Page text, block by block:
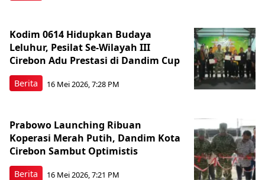
Berita
Kodim 0614 Hidupkan Budaya
Leluhur, Pesilat Se-Wilayah III
Cirebon Adu Prestasi di Dandim Cup
16 Mei 2026, 7:28 PM
Berita
Prabowo Launching Ribuan
Koperasi Merah Putih, Dandim Kota
Cirebon Sambut Optimistis
16 Mei 2026, 7:21 PM